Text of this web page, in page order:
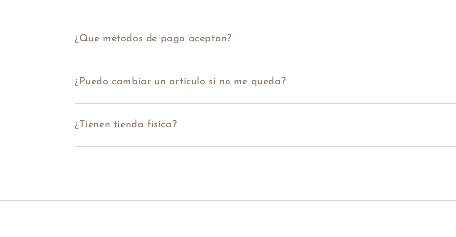
¿Que métodos de pago aceptan?
¿Puedo cambiar un artículo si no me queda?
¿Tienen tienda física?